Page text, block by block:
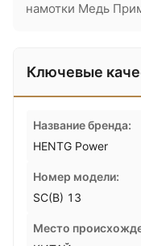
намотки Медь
Ключевые
Название бренда:
HENTG Power
Номер модели:
SC(B) 13
Место